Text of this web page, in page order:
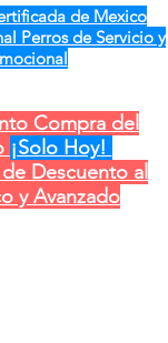
de Mexico
Perros de Servicio y
Compra del
¡Solo Hoy!
Descuento al
y Avanzado